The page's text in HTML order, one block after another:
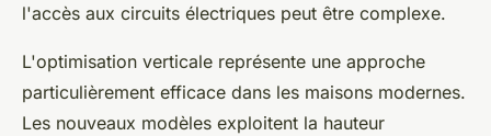
l'accès aux circuits électriques peut être complexe.
L'optimisation verticale représente une approche
particulièrement efficace dans les maisons modernes.
Les nouveaux modèles exploitent la hauteur